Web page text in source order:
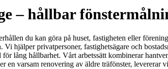
– hållbar
du kan göra på huset, fastigheten eller
Vi hjälper privatpersoner, fastighetsägare och
lång hållbarhet. Vårt arbetssätt kombinerar
varsam renovering av äldre träfönster, levererar